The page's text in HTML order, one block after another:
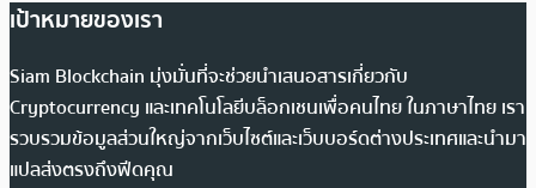
เป้าหมายของเรา
Siam Blockchain มุ่งมั่นที่จะช่วยนำเสนอสารเกี่ยวกับ
Cryptocurrency และเทคโนโลยีบล็อกเชนเพื่อคนไทย ในภาษาไทย เรา
รวบรวมข้อมูลส่วนใหญ่จากเว็บไซต์และเว็บบอร์ดต่างประเทศและนำมา
แปลส่งตรงถึงฟีดคุณ